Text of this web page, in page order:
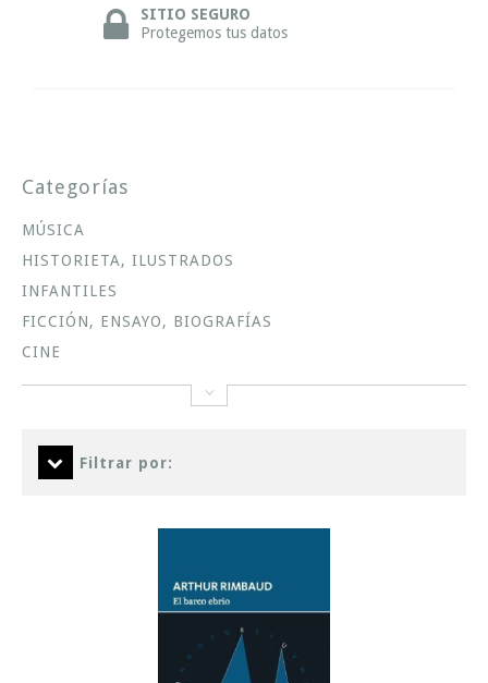
SITIO SEGURO
Protegemos tus datos
Categorías
MÚSICA
HISTORIETA, ILUSTRADOS
INFANTILES
FICCIÓN, ENSAYO, BIOGRAFÍAS
CINE
Filtrar por: